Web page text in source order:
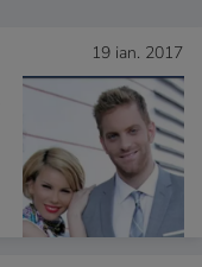
19 ian. 2017